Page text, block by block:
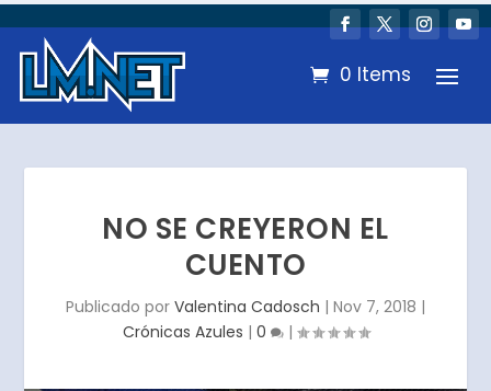
0 Items
NO SE CREYERON EL
CUENTO
Publicado por Valentina Cadosch | Nov 7, 2018 |
Crónicas Azules | 0 |